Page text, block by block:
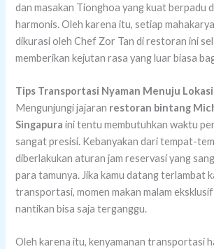
dan masakan Tionghoa yang kuat berpadu
harmonis. Oleh karena itu, setiap
dikurasi oleh Chef Zor Tan di restoran ini
memberikan kejutan rasa yang luar biasa
Tips Transportasi Nyaman Menuju
Mengunjungi jajaran restoran bintang
Singapura ini tentu membutuhkan waktu
sangat presisi. Kebanyakan dari tempat-
diberlakukan aturan jam reservasi yang
para tamunya. Jika kamu datang terlambat
transportasi, momen makan malam
nantikan bisa saja terganggu.
Oleh karena itu, kenyamanan transportasi